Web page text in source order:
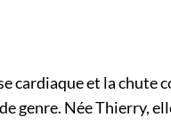
et la chute
Née Thierry,